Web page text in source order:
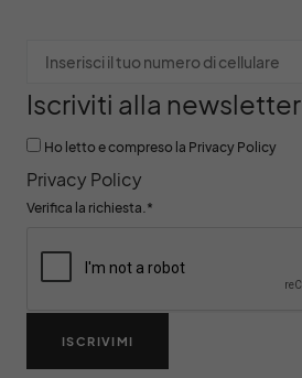
Iscriviti alla newsletter
Ho letto e compreso la Privacy Policy
Privacy Policy
Verifica la richiesta.*
ISCRIVIMI